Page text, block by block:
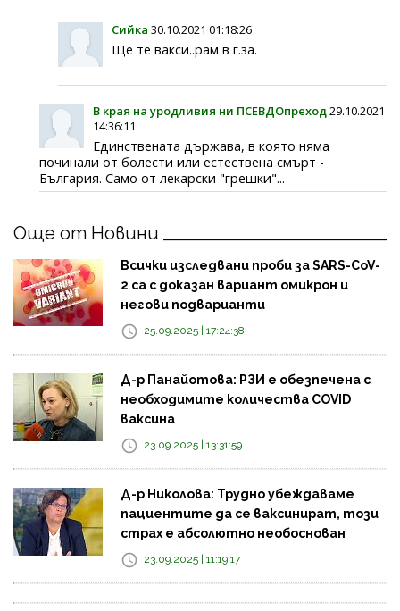
Сийка 30.10.2021 01:18:26
Ще те вакси..рам в г.за.
В края на уродливия ни ПСЕВДОпреход29.10.2021
14:36:11
Единствената държава, в която няма
починали от болести или естествена смърт -
България. Само от лекарски "грешки"...
Още от Новини
Всички изследвани проби за SARS-CoV-
2 са с доказан вариант омикрон и
негови подварианти
25.09.2025 | 17:24:38
Д-р Панайотова: РЗИ е обезпечена с
необходимите количества COVID
ваксина
23.09.2025 | 13:31:59
Д-р Николова: Трудно убеждаваме
пациентите да се ваксинират, този
страх е абсолютно необоснован
23.09.2025 | 11:19:17